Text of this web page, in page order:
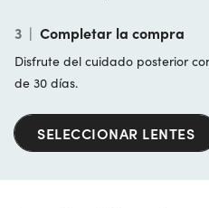
3 | Completar la compra
Disfrute del cuidado posterior
de 30 días.
SELECCIONAR LENTES